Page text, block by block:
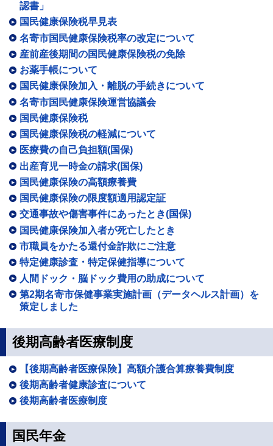
認書」
国民健康保険税早見表
名寄市国民健康保険税率の改定について
産前産後期間の国民健康保険税の免除
お薬手帳について
国民健康保険加入・離脱の手続きについて
名寄市国民健康保険運営協議会
国民健康保険税
国民健康保険税の軽減について
医療費の自己負担額(国保)
出産育児一時金の請求(国保)
国民健康保険の高額療養費
国民健康保険の限度額適用認定証
交通事故や傷害事件にあったとき(国保)
国民健康保険加入者が死亡したとき
市職員をかたる還付金詐欺にご注意
特定健康診査・特定保健指導について
人間ドック・脳ドック費用の助成について
第2期名寄市保健事業実施計画（データヘルス計画）を
策定しました
後期高齢者医療制度
【後期高齢者医療保険】高額介護合算療養費制度
後期高齢者健康診査について
後期高齢者医療制度
国民年金